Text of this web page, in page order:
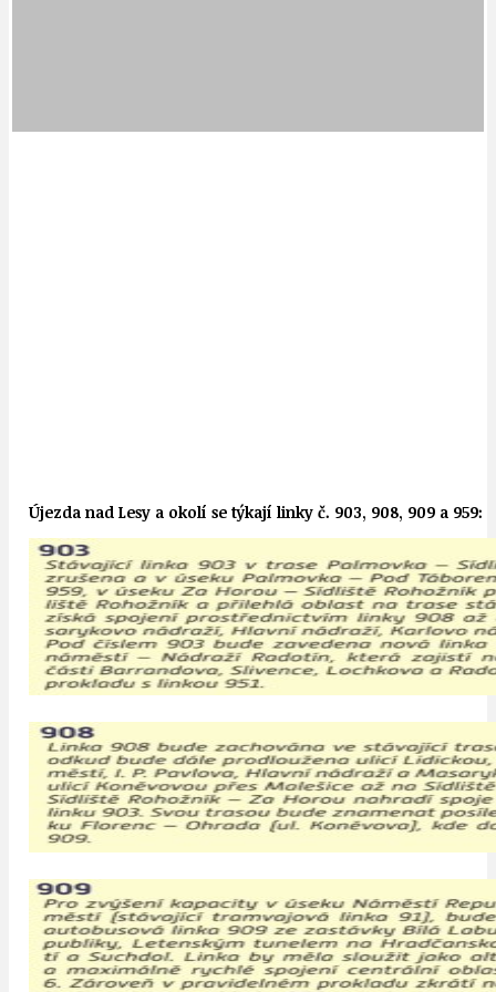
Újezda nad Lesy a okolí se týkají linky č. 903, 908, 909 a 959: